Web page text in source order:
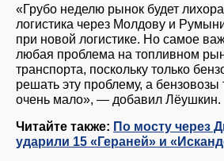
«Грубо неделю рынок будет
логистика через Молдову и
при новой логистике. Но самое
любая проблема на топливном
транспорта, поскольку только
решать эту проблему, а
очень мало», — добавил Лёушкин.
Читайте также: По мосту через
ударили 15 «Гераней» и